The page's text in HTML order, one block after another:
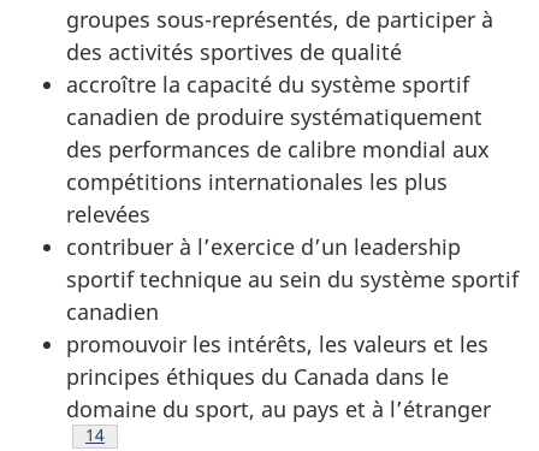
groupes sous-représentés, de participer à
des activités sportives de qualité
accroître la capacité du système sportif
canadien de produire systématiquement
des performances de calibre mondial aux
compétitions internationales les plus
relevées
contribuer à l’exercice d’un leadership
sportif technique au sein du système sportif
canadien
promouvoir les intérêts, les valeurs et les
principes éthiques du Canada dans le
domaine du sport, au pays et à l’étranger
Note de bas de page
14